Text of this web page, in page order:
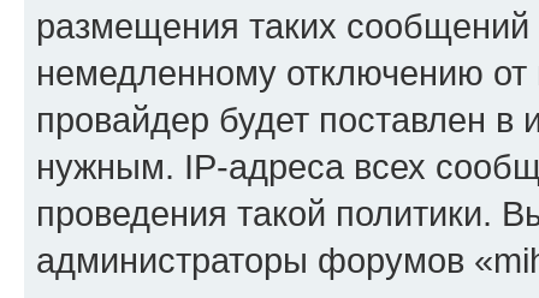
размещения таких
немедленному отключению
провайдер будет поставлен в
нужным. IP-адреса всех
проведения такой политики.
администраторы форумов